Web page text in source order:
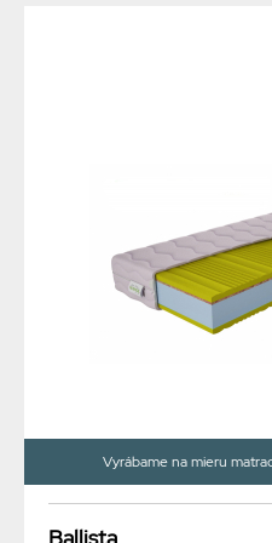
Vyrábame na mieru